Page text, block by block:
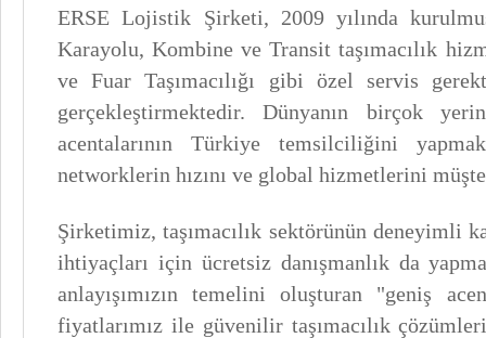
ERSE Lojistik Şirketi, 2009 yılında
Karayolu, Kombine ve Transit taşımacılık
ve Fuar Taşımacılığı gibi özel servis
gerçekleştirmektedir. Dünyanın birçok
acentalarının Türkiye temsilciliğini
networklerin hızını ve global hizmetlerini
Şirketimiz, taşımacılık sektörünün deneyimli
ihtiyaçları için ücretsiz danışmanlık da
anlayışımızın temelini oluşturan "geniş
fiyatlarımız ile güvenilir taşımacılık